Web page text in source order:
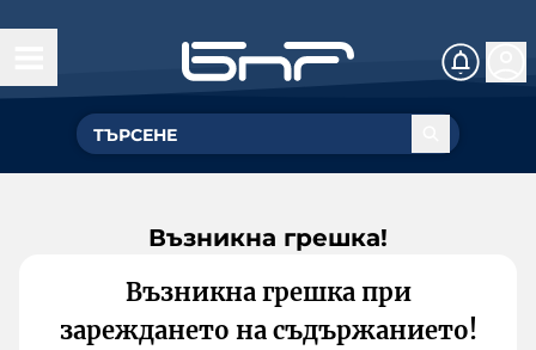
Възникна грешка!
Възникна грешка при
зареждането на съдържанието!